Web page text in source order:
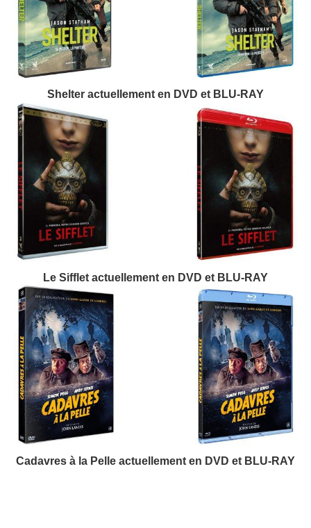
Shelter actuellement en DVD et BLU-RAY
Le Sifflet actuellement en DVD et BLU-RAY
Cadavres à la Pelle actuellement en DVD et BLU-RAY